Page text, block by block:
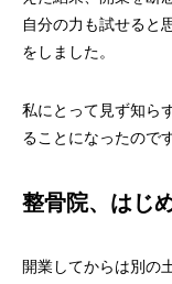
自分の力も試せると
をしました。
私にとって見ず知ら
ることになったのです
整骨院、はじ
開業してからは別の